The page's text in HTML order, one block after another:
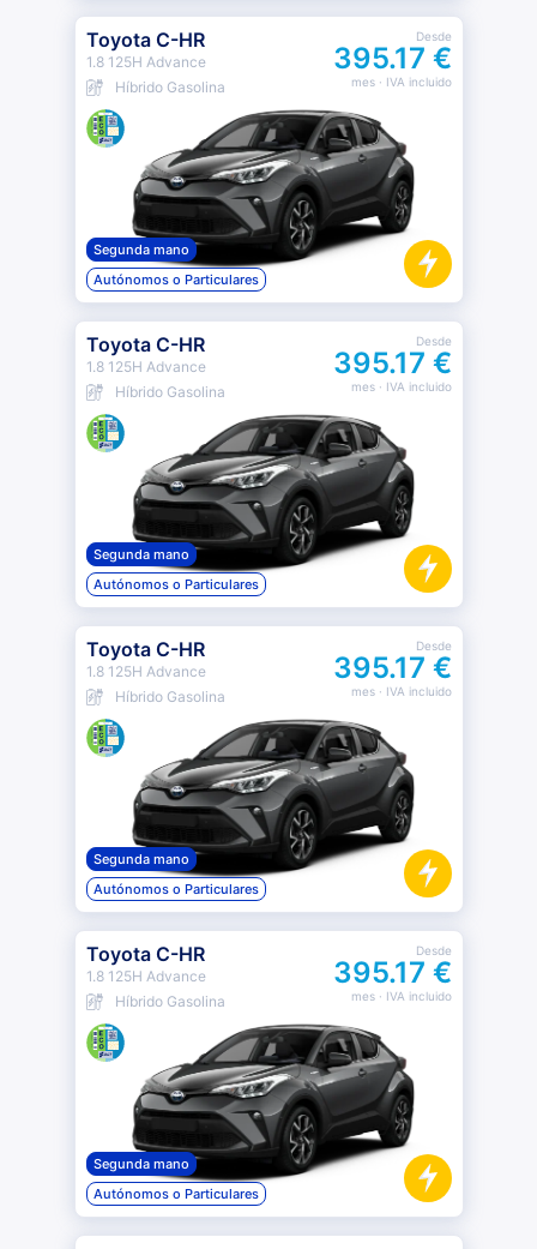
Toyota C-HR
1.8 125H Advance
Híbrido Gasolina
Desde
395.17 €
mes· IVA incluido
Segunda mano
Autónomos o Particulares
Toyota C-HR
1.8 125H Advance
Híbrido Gasolina
Desde
395.17 €
mes· IVA incluido
Segunda mano
Autónomos o Particulares
Toyota C-HR
1.8 125H Advance
Híbrido Gasolina
Desde
395.17 €
mes· IVA incluido
Segunda mano
Autónomos o Particulares
Toyota C-HR
1.8 125H Advance
Híbrido Gasolina
Desde
395.17 €
mes· IVA incluido
Segunda mano
Autónomos o Particulares